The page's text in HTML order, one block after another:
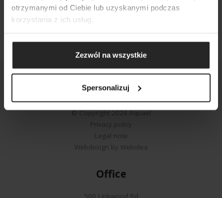
otrzymanymi od Ciebie lub uzyskanymi podczas
korzystania z ich usług.
Zezwól na wszystkie
Spersonalizuj
© Copyright 2024 Aquael
Privacy policy
Legal note
Webdesign by Webidea
Office
500 Linkwood Rd